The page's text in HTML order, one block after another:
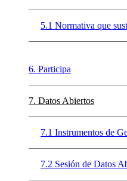
5.1 Normativa que
6. Participa
7. Datos Abiertos
7.1 Instrumentos de
7.2 Sesión de Datos